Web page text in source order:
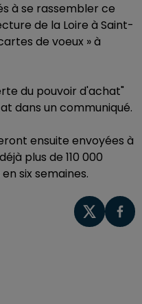
à se rassembler ce
de la Loire à Saint-
de voeux » à
du pouvoir d'achat"
dans un communiqué.
ensuite envoyées à
plus de 110 000
six semaines.